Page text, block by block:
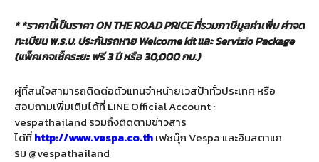
* *ราคานี้เป็นราคาON THE ROAD PRICE ที่รวมภาษีมูลค่าเพิ่ม ค่าจด
ทะเบียน พ.ร.บ. ประกันรถหาย Welcome kit และ Servizio Package
(แพ็คเกจเช็คระยะ ฟรี 3 ปี หรือ 30,000 กม.)
ผู้ที่สนใจสามารถติดต่อตัวแทนจำหน่ายเวสป้าทั่วประเทศ หรือ
สอบถามเพิ่มเติมได้ที่ LINE Official Account :
vespathailand รวมถึงติดตามข่าวสาร
ได้ที่http://www.vespa.co.thเฟซบุ๊ก Vespa และอินสตาแก
รม @vespathailand